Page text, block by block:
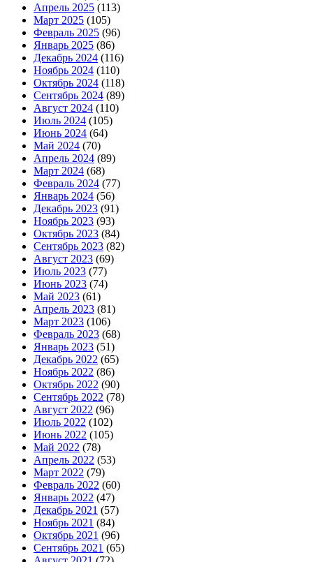
Апрель 2025 (113)
Март 2025 (105)
Февраль 2025 (96)
Январь 2025 (86)
Декабрь 2024 (116)
Ноябрь 2024 (110)
Октябрь 2024 (118)
Сентябрь 2024 (89)
Август 2024 (110)
Июль 2024 (105)
Июнь 2024 (64)
Май 2024 (70)
Апрель 2024 (89)
Март 2024 (68)
Февраль 2024 (77)
Январь 2024 (56)
Декабрь 2023 (91)
Ноябрь 2023 (93)
Октябрь 2023 (84)
Сентябрь 2023 (82)
Август 2023 (69)
Июль 2023 (77)
Июнь 2023 (74)
Май 2023 (61)
Апрель 2023 (81)
Март 2023 (106)
Февраль 2023 (68)
Январь 2023 (51)
Декабрь 2022 (65)
Ноябрь 2022 (86)
Октябрь 2022 (90)
Сентябрь 2022 (78)
Август 2022 (96)
Июль 2022 (102)
Июнь 2022 (105)
Май 2022 (78)
Апрель 2022 (53)
Март 2022 (79)
Февраль 2022 (60)
Январь 2022 (47)
Декабрь 2021 (57)
Ноябрь 2021 (84)
Октябрь 2021 (96)
Сентябрь 2021 (65)